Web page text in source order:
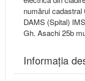
numărul cadastral
DAMS (Spital)
Gh. Asachi 25b
Informaţia